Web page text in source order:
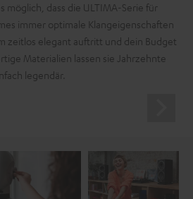
möglich, dass die ULTIMA-Serie für
immer optimale Klangeigenschaften
zeitlos elegant auftritt und dein Budget
Materialien lassen sie Jahrzehnte
legendär.